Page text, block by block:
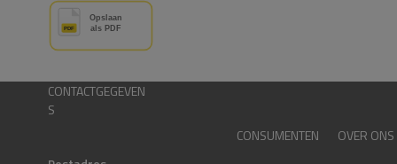
CONTACTGEGEVEN
S
CONSUMENTEN OVER ONS